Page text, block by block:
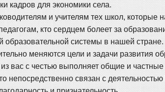
кадров для экономики села.
и учителям тех школ, которые
кто сердцем болеет за
образовательной системы в нашей стране.
меняются цели и задачи развития
вас с честью выполняет общие и
непосредственно связан с